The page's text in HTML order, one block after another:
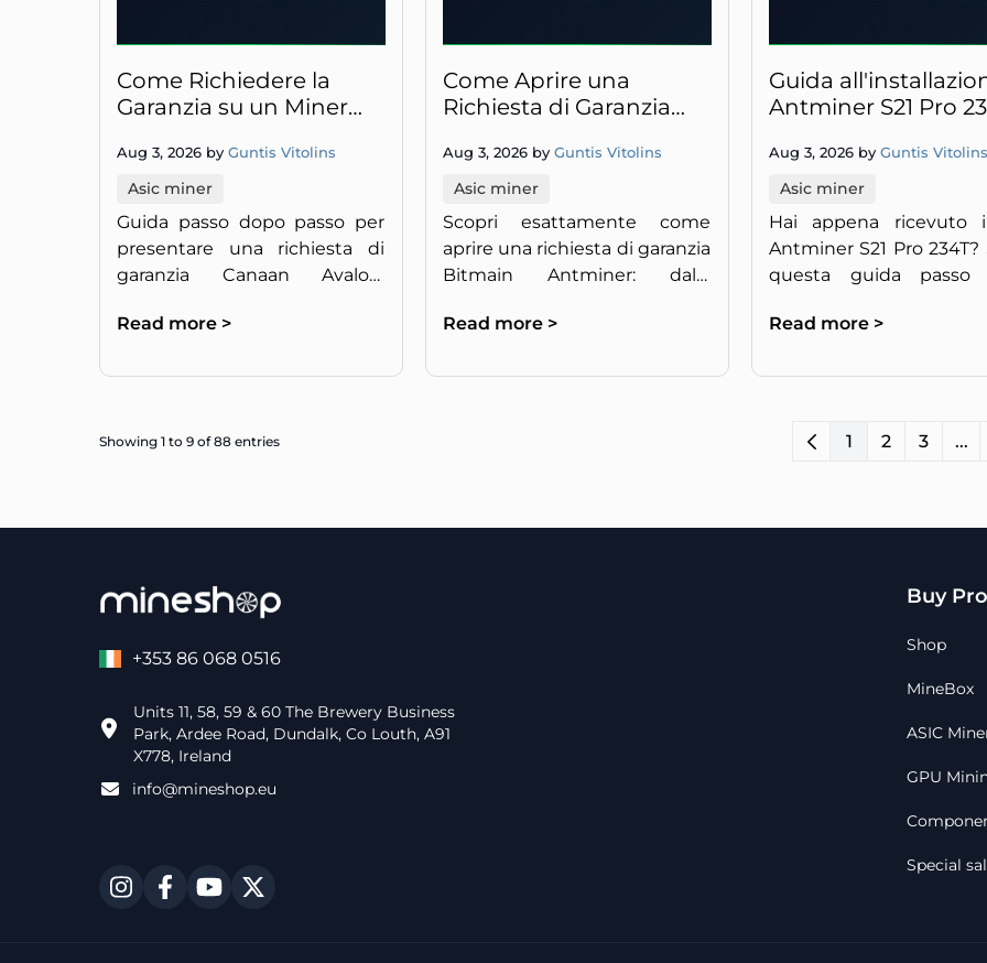
Come Richiedere la
Garanzia su un Miner
Completa
Aug 3, 2026 by Guntis Vitolins
Asic miner
Guida passo dopo passo per
presentare una richiesta di
garanzia Canaan Avalon.
documenti giusti e ottieni la
velocemente.
Read more >
Come Aprire una
Richiesta di Garanzia
Guida Passo Passo
Aug 3, 2026 by Guntis Vitolins
Asic miner
Scopri esattamente come
aprire una richiesta di garanzia
Bitmain Antminer: dalla
all'invio del ticket per la
miner.
Read more >
Guida
Antminer S21 Pro
Primi Passi
Aug 3, 2026 by Guntis Vitolins
Asic miner
Hai appena ricevuto
Antminer S21 Pro 234T?
questa guida passo
iniziare a minare Bitcoin
Read more >
Showing 1 to 9 of 88 entries 1 2 3 ...
+353 86 068 0516
Units 11, 58, 59 & 60 The Brewery Business
Park, Ardee Road, Dundalk, Co Louth, A91
X778, Ireland
info@mineshop.eu
Buy
Shop
MineBox
ASIC
GPU
Special